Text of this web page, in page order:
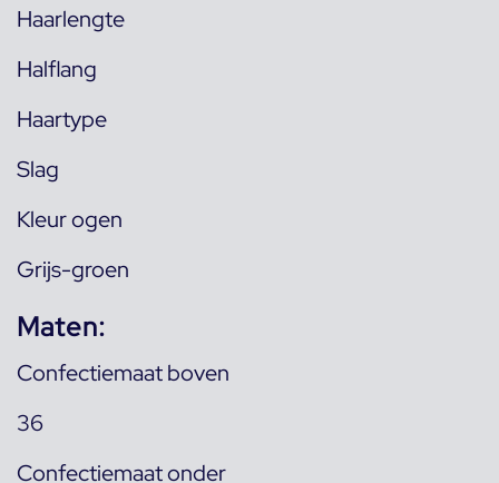
Haarlengte
Halflang
Haartype
Slag
Kleur ogen
Grijs-groen
Maten:
Confectiemaat boven
36
Confectiemaat onder